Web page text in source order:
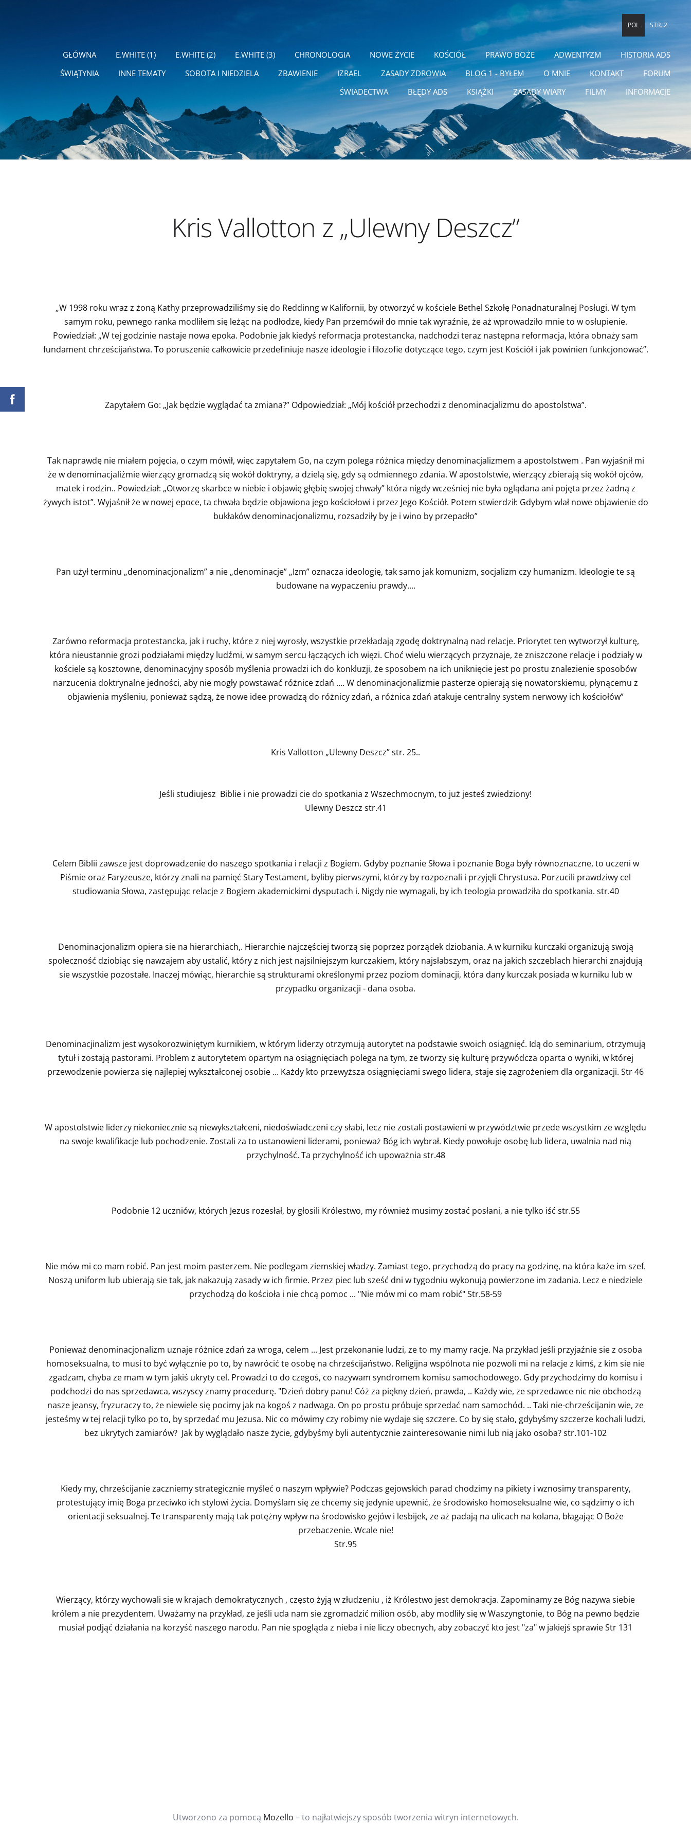
GŁÓWNA E.WHITE (1) E.WHITE (2) E.WHITE (3) CHRONOLOGIA NOWE ŻYCIE KOŚCIÓŁ PRAWO BOŻE ADWENTYZM
HISTORIA ADS
ŚWIĄTYNIA
INNE TEMATY SOBOTA I NIEDZIELA ZBAWIENIE IZRAEL ZASADY ZDROWIA BLOG 1 - BYŁEM O MNIE KONTAKT
FORUM
ŚWIADECTWA
BŁĘDY ADS KSIĄŻKI ZASADY WIARY FILMY INFORMACJE
POL STR..2
Kris Vallotton z „Ulewny Deszcz”
„W 1998 roku wraz z żoną Kathy przeprowadziliśmy się do Reddinng w Kalifornii, by otworzyć w kościele Bethel Szkołę Ponadnaturalnej Posługi. W tym
samym roku, pewnego ranka modliłem się leżąc na podłodze, kiedy Pan przemówił do mnie tak wyraźnie, że aż wprowadziło mnie to w osłupienie.
Powiedział: „W tej godzinie nastaje nowa epoka. Podobnie jak kiedyś reformacja protestancka, nadchodzi teraz następna reformacja, która obnaży sam
fundament chrześcijaństwa. To poruszenie całkowicie przedefiniuje nasze ideologie i filozofie dotyczące tego, czym jest Kościół i jak powinien funkcjonować”.
Zapytałem Go: „Jak będzie wyglądać ta zmiana?” Odpowiedział: „Mój kościół przechodzi z denominacjalizmu do apostolstwa”.
Tak naprawdę nie miałem pojęcia, o czym mówił, więc zapytałem Go, na czym polega różnica między denominacjalizmem a apostolstwem . Pan wyjaśnił mi
że w denominacjaliźmie wierzący gromadzą się wokół doktryny, a dzielą się, gdy są odmiennego zdania. W apostolstwie, wierzący zbierają się wokół ojców,
matek i rodzin.. Powiedział: „Otworzę skarbce w niebie i objawię głębię swojej chwały” która nigdy wcześniej nie była oglądana ani pojęta przez żadną z
żywych istot”. Wyjaśnił że w nowej epoce, ta chwała będzie objawiona jego kościołowi i przez Jego Kościół. Potem stwierdził: Gdybym wlał nowe objawienie do
bukłaków denominacjonalizmu, rozsadziły by je i wino by przepadło”
Pan użył terminu „denominacjonalizm” a nie „denominacje” „Izm” oznacza ideologię, tak samo jak komunizm, socjalizm czy humanizm. Ideologie te są
budowane na wypaczeniu prawdy....
Zarówno reformacja protestancka, jak i ruchy, które z niej wyrosły, wszystkie przekładają zgodę doktrynalną nad relacje. Priorytet ten wytworzył kulturę,
która nieustannie grozi podziałami między ludźmi, w samym sercu łączących ich więzi. Choć wielu wierzących przyznaje, że zniszczone relacje i podziały w
kościele są kosztowne, denominacyjny sposób myślenia prowadzi ich do konkluzji, że sposobem na ich uniknięcie jest po prostu znalezienie sposobów
narzucenia doktrynalne jedności, aby nie mogły powstawać różnice zdań …. W denominacjonalizmie pasterze opierają się nowatorskiemu, płynącemu z
objawienia myśleniu, ponieważ sądzą, że nowe idee prowadzą do różnicy zdań, a różnica zdań atakuje centralny system nerwowy ich kościołów”
Kris Vallotton „Ulewny Deszcz” str. 25..
Jeśli studiujesz Biblie i nie prowadzi cie do spotkania z Wszechmocnym, to już jesteś zwiedziony!
Ulewny Deszcz str.41
Celem Biblii zawsze jest doprowadzenie do naszego spotkania i relacji z Bogiem. Gdyby poznanie Słowa i poznanie Boga były równoznaczne, to uczeni w
Piśmie oraz Faryzeusze, którzy znali na pamięć Stary Testament, byliby pierwszymi, którzy by rozpoznali i przyjęli Chrystusa. Porzucili prawdziwy cel
studiowania Słowa, zastępując relacje z Bogiem akademickimi dysputach i. Nigdy nie wymagali, by ich teologia prowadziła do spotkania. str.40
Denominacjonalizm opiera sie na hierarchiach,. Hierarchie najczęściej tworzą się poprzez porządek dziobania. A w kurniku kurczaki organizują swoją
społeczność dziobiąc się nawzajem aby ustalić, który z nich jest najsilniejszym kurczakiem, który najsłabszym, oraz na jakich szczeblach hierarchi znajdują
sie wszystkie pozostałe. Inaczej mówiąc, hierarchie są strukturami określonymi przez poziom dominacji, która dany kurczak posiada w kurniku lub w
przypadku organizacji - dana osoba.
Denominacjinalizm jest wysokorozwiniętym kurnikiem, w którym liderzy otrzymują autorytet na podstawie swoich osiągnięć. Idą do seminarium, otrzymują
tytuł i zostają pastorami. Problem z autorytetem opartym na osiągnięciach polega na tym, ze tworzy się kulturę przywódcza oparta o wyniki, w której
przewodzenie powierza się najlepiej wykształconej osobie ... Każdy kto przewyższa osiągnięciami swego lidera, staje się zagrożeniem dla organizacji. Str 46
W apostolstwie liderzy niekoniecznie są niewykształceni, niedoświadczeni czy słabi, lecz nie zostali postawieni w przywództwie przede wszystkim ze względu
na swoje kwalifikacje lub pochodzenie. Zostali za to ustanowieni liderami, ponieważ Bóg ich wybrał. Kiedy powołuje osobę lub lidera, uwalnia nad nią
przychylność. Ta przychylność ich upoważnia str.48
Podobnie 12 uczniów, których Jezus rozesłał, by głosili Królestwo, my również musimy zostać posłani, a nie tylko iść str.55
Nie mów mi co mam robić. Pan jest moim pasterzem. Nie podlegam ziemskiej władzy. Zamiast tego, przychodzą do pracy na godzinę, na która każe im szef.
Noszą uniform lub ubierają sie tak, jak nakazują zasady w ich firmie. Przez piec lub sześć dni w tygodniu wykonują powierzone im zadania. Lecz e niedziele
przychodzą do kościoła i nie chcą pomoc ... "Nie mów mi co mam robić" Str.58-59
Ponieważ denominacjonalizm uznaje różnice zdań za wroga, celem ... Jest przekonanie ludzi, ze to my mamy racje. Na przykład jeśli przyjaźnie sie z osoba
homoseksualna, to musi to być wyłącznie po to, by nawrócić te osobę na chrześcijaństwo. Religijna wspólnota nie pozwoli mi na relacje z kimś, z kim sie nie
zgadzam, chyba ze mam w tym jakiś ukryty cel. Prowadzi to do czegoś, co nazywam syndromem komisu samochodowego. Gdy przychodzimy do komisu i
podchodzi do nas sprzedawca, wszyscy znamy procedurę. "Dzień dobry panu! Cóż za piękny dzień, prawda, .. Każdy wie, ze sprzedawce nic nie obchodzą
nasze jeansy, fryzuraczy to, że niewiele się pocimy jak na kogoś z nadwaga. On po prostu próbuje sprzedać nam samochód. .. Taki nie-chrześcijanin wie, ze
jesteśmy w tej relacji tylko po to, by sprzedać mu Jezusa. Nic co mówimy czy robimy nie wydaje się szczere. Co by się stało, gdybyśmy szczerze kochali ludzi,
bez ukrytych zamiarów? Jak by wyglądało nasze życie, gdybyśmy byli autentycznie zainteresowanie nimi lub nią jako osoba? str.101-102
Kiedy my, chrześcijanie zaczniemy strategicznie myśleć o naszym wpływie? Podczas gejowskich parad chodzimy na pikiety i wznosimy transparenty,
protestujący imię Boga przeciwko ich stylowi życia. Domyślam się ze chcemy się jedynie upewnić, że środowisko homoseksualne wie, co sądzimy o ich
orientacji seksualnej. Te transparenty mają tak potężny wpływ na środowisko gejów i lesbijek, ze aż padają na ulicach na kolana, błagając O Boże
przebaczenie. Wcale nie!
Str.95
Wierzący, którzy wychowali sie w krajach demokratycznych , często żyją w złudzeniu , iż Królestwo jest demokracja. Zapominamy ze Bóg nazywa siebie
królem a nie prezydentem. Uważamy na przykład, ze jeśli uda nam sie zgromadzić milion osób, aby modliły się w Waszyngtonie, to Bóg na pewno będzie
musiał podjąć działania na korzyść naszego narodu. Pan nie spogląda z nieba i nie liczy obecnych, aby zobaczyć kto jest "za" w jakiejś sprawie Str 131
Utworzono za pomocą Mozello – to najłatwiejszy sposób tworzenia witryn internetowych.